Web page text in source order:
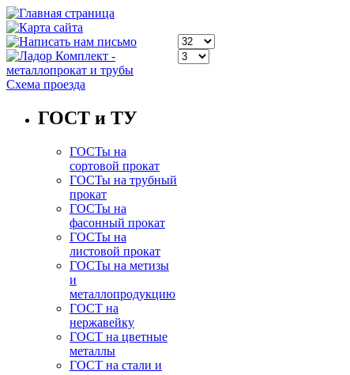
Схема проезда
ГОСТ и ТУ
ГОСТы на
сортовой прокат
ГОСТы на трубный
прокат
ГОСТы на
фасонный прокат
ГОСТы на
листовой прокат
ГОСТы на метизы
и
металлопродукцию
ГОСТ на
нержавейку
ГОСТ на цветные
металлы
ГОСТ на стали и